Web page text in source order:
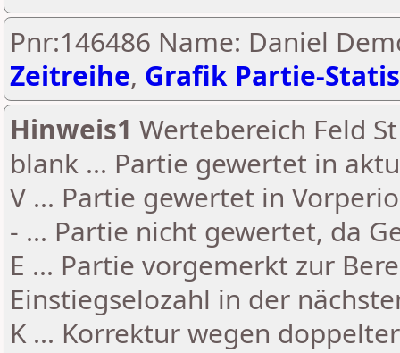
Pnr:146486 Name: Daniel
Zeitreihe, Grafik Partie-
Hinweis1 Wertebereich Feld
blank ... Partie gewertet in
V ... Partie gewertet in
- ... Partie nicht gewertet, da
E ... Partie vorgemerkt zur
Einstiegselozahl in der
K ... Korrektur wegen